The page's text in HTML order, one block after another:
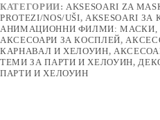
КАТЕГОРИИ: AKSESOARI ZA
PROTEZI/NOS/UŠI, AKSESOARI
АНИМАЦИОННИ ФИЛМИ: МАСКИ,
АКСЕСОАРИ ЗА КОСПЛЕЙ,
КАРНАВАЛ И ХЕЛОУИН,
ТЕМИ ЗА ПАРТИ И ХЕЛОУИН,
ПАРТИ И ХЕЛОУИН